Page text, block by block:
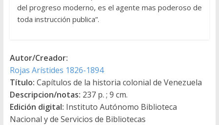
del progreso moderno, es el agente mas poderoso de
toda instrucción publica”.
Autor/Creador:
Rojas Arístides 1826-1894
Título: Capítulos de la historia colonial de Venezuela
Descripcion/notas: 237 p. ; 9 cm.
Edición digital: Instituto Autónomo Biblioteca
Nacional y de Servicios de Bibliotecas